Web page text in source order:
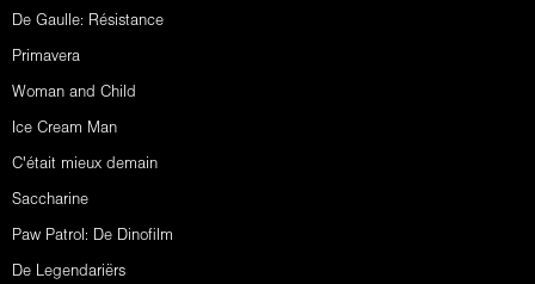
De Gaulle: Résistance
Primavera
Woman and Child
Ice Cream Man
C'était mieux demain
Saccharine
Paw Patrol: De Dinofilm
De Legendariërs